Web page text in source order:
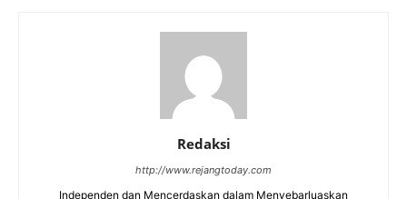
Redaksi
http://www.rejangtoday.com
Independen dan Mencerdaskan dalam Menyebarluaskan